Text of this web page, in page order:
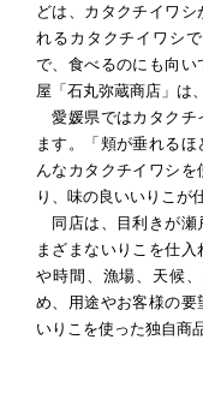
どは、カタクチイワ
れるカタクチイワシ
で、食べるのにも向い
屋「石丸弥蔵商店」は
愛媛県ではカタクチ
ます。「頬が垂れる
んなカタクチイワシ
り、味の良いいりこが
同店は、目利きが瀬
まざまないりこを仕
や時間、漁場、天候
め、用途やお客様の要
いりこを使った独自商